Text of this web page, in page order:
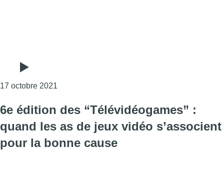
17 octobre 2021
6e édition des “Télévidéogames” :
quand les as de jeux vidéo s’associent
pour la bonne cause